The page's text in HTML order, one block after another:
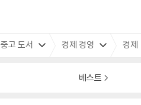
중고 도서 경제 경영 경제
베스트